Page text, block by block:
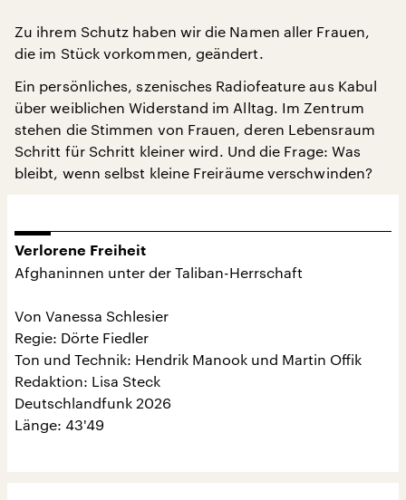
Zu ihrem Schutz haben wir die Namen aller Frauen,
die im Stück vorkommen, geändert.
Ein persönliches, szenisches Radiofeature aus Kabul
über weiblichen Widerstand im Alltag. Im Zentrum
stehen die Stimmen von Frauen, deren Lebensraum
Schritt für Schritt kleiner wird. Und die Frage: Was
bleibt, wenn selbst kleine Freiräume verschwinden?
Verlorene Freiheit
Afghaninnen unter der Taliban-Herrschaft
Von Vanessa Schlesier
Regie: Dörte Fiedler
Ton und Technik: Hendrik Manook und Martin Offik
Redaktion: Lisa Steck
Deutschlandfunk 2026
Länge: 43'49